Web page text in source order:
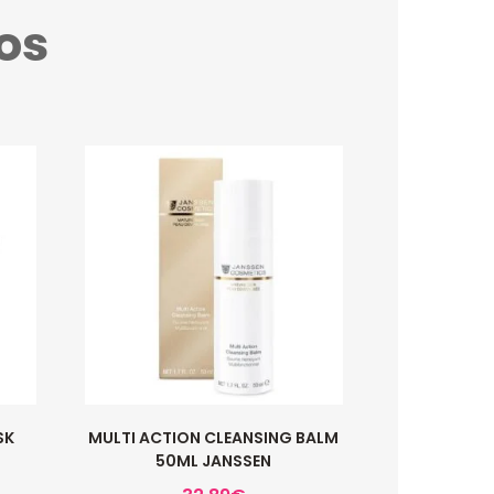
MULTI ACTION CLEANSING BALM
50ML JANSSEN